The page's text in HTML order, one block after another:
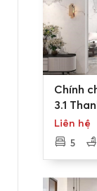
50%
Các Lô
giáp với
Lô biệt
50%
Các Lô
giáp với
Chính
3.1
Tây tứ
Liên hệ
5